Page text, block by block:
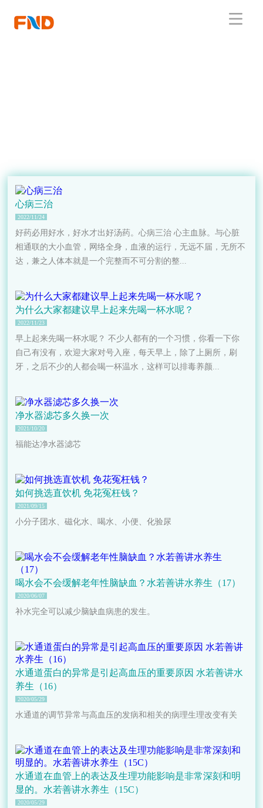
心病三治
2022/11/24
好药必用好水，好水才出好汤药。心病三治 心主血脉。与心脏
相通联的大小血管，网络全身，血液的运行，无远不届，无所不
达，兼之人体本就是一个完整而不可分割的整...
为什么大家都建议早上起来先喝一杯水呢？
2022/11/23
早上起来先喝一杯水呢？ 不少人都有的一个习惯，你看一下你
自己有没有，欢迎大家对号入座，每天早上，除了上厕所，刷
牙，之后不少的人都会喝一杯温水，这样可以排毒养颜...
净水器滤芯多久换一次
2021/10/20
福能达净水器滤芯
如何挑选直饮机 免花冤枉钱？
2021/09/15
小分子团水、磁化水、喝水、小便、化验尿
喝水会不会缓解老年性脑缺血？水若善讲水养生（17）
2020/06/07
补水完全可以减少脑缺血病患的发生。
水通道蛋白的异常是引起高血压的重要原因 水若善讲水
养生（16）
2020/05/29
水通道的调节异常与高血压的发病和相关的病理生理改变有关
水通道在血管上的表达及生理功能影响是非常深刻和明
显的。水若善讲水养生（15C）
2020/05/29